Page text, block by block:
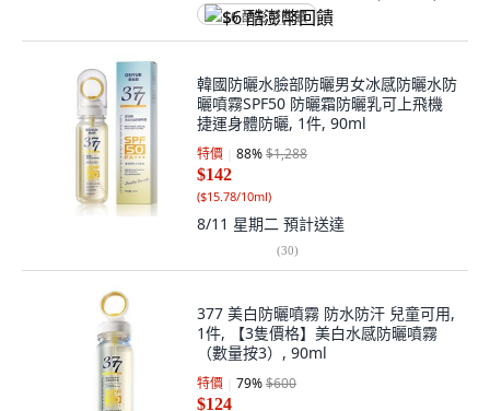
$6 酷澎幣回饋
韓國防曬水臉部防曬男女冰感防曬水防
曬噴霧SPF50 防曬霜防曬乳可上飛機
捷運身體防曬, 1件, 90ml
特價 88%$1,288
$142
($15.78/10ml)
8/11 星期二 預計送達
(30)
377 美白防曬噴霧 防水防汗 兒童可用,
1件, 【3隻價格】美白水感防曬噴霧
（數量按3）, 90ml
特價 79%$600
$124